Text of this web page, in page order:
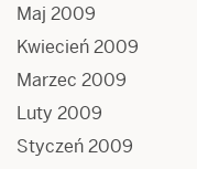
Maj 2009
Kwiecień 2009
Marzec 2009
Luty 2009
Styczeń 2009